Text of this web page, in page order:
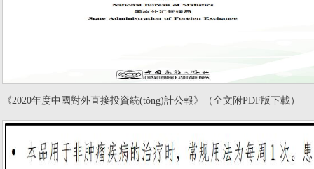
《2020年度中國對外直接投資統(tǒng)計公報》（全文附PDF版下載）